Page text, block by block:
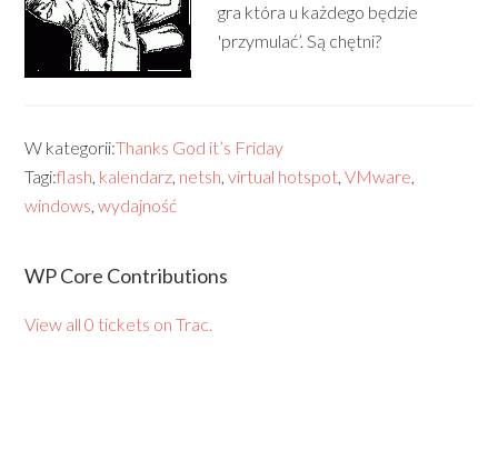
gra która u każdego będzie
'przymulać’. Są chętni?
W kategorii:Thanks God it’s Friday
Tagi:flash, kalendarz, netsh,virtual hotspot,VMware,
windows,wydajność
WP Core Contributions
View all 0 tickets on Trac.